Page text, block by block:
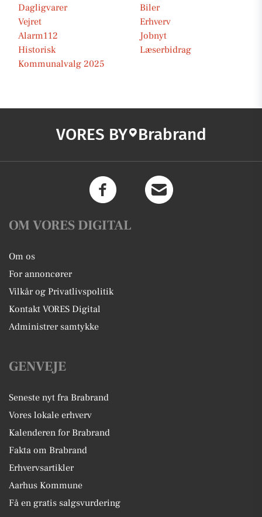
Dagligvarer
Biler
Vejret
Erhverv
Alarm112
Jobnyt
Historisk
Læserbidrag
Kommunalvalg 2025
VORES BY Brabrand
OM VORES DIGITAL
Om os
For annoncører
Vilkår og Privatlivspolitik
Kontakt VORES Digital
Administrer samtykke
GENVEJE
Seneste nyt fra Brabrand
Vores lokale erhverv
Kalenderen for Brabrand
Fakta om Brabrand
Erhvervsartikler
Aarhus Kommune
Få en gratis salgsvurdering